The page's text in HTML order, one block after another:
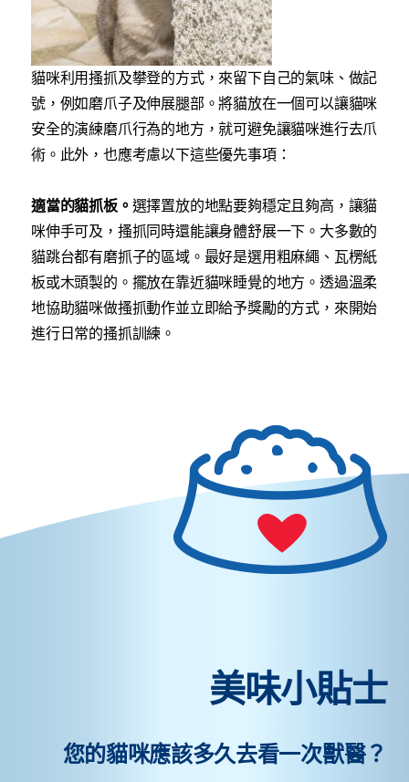
貓咪利用搔抓及攀登的方式，來留下自己的氣味、做記
號，例如磨爪子及伸展腿部。將貓放在一個可以讓貓咪
安全的演練磨爪行為的地方，就可避免讓貓咪進行去爪
術。此外，也應考慮以下這些優先事項：
適當的貓抓板。 選擇置放的地點要夠穩定且夠高，讓貓
咪伸手可及，搔抓同時還能讓身體舒展一下。大多數的
貓跳台都有磨抓子的區域。最好是選用粗麻繩、瓦楞紙
板或木頭製的。擺放在靠近貓咪睡覺的地方。透過溫柔
地協助貓咪做搔抓動作並立即給予獎勵的方式，來開始
進行日常的搔抓訓練。
美味小貼士
您的貓咪應該多久去看一次獸醫？